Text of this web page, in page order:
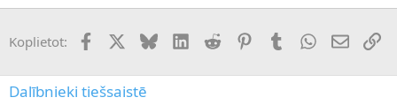
Koplietot: FacebookX (Twitter)
BlueskyLinkedInReddit PinterestTumblrWhatsApp
E-pasts
Dalībnieki tiešsaistē